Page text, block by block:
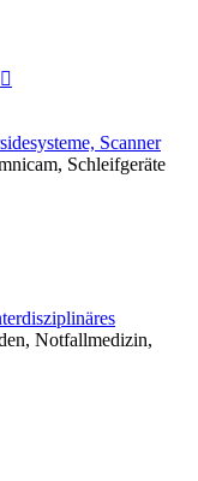
Scanner
Schleifgeräte
Notfallmedizin,